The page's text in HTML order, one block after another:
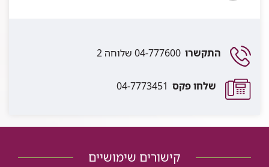
התקשרו 04-777600 שלוחה 2
שלחו פקס 04-7773451
קישורים שימושיים